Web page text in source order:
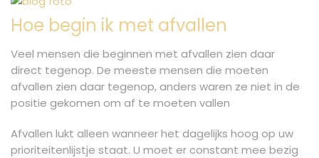
Hoe begin ik met afvallen
Veel mensen die beginnen met afvallen zien daar
direct tegenop. De meeste mensen die moeten
afvallen zien daar tegenop, anders waren ze niet in de
positie gekomen om af te moeten vallen
Afvallen lukt alleen wanneer het dagelijks hoog op uw
prioriteitenlijstje staat. U moet er constant mee bezig